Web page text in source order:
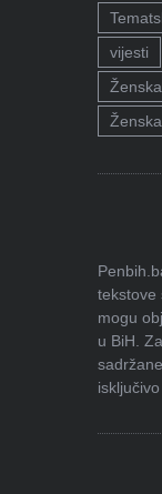
vijesti
tekstove
mogu
u BiH.
isključivo